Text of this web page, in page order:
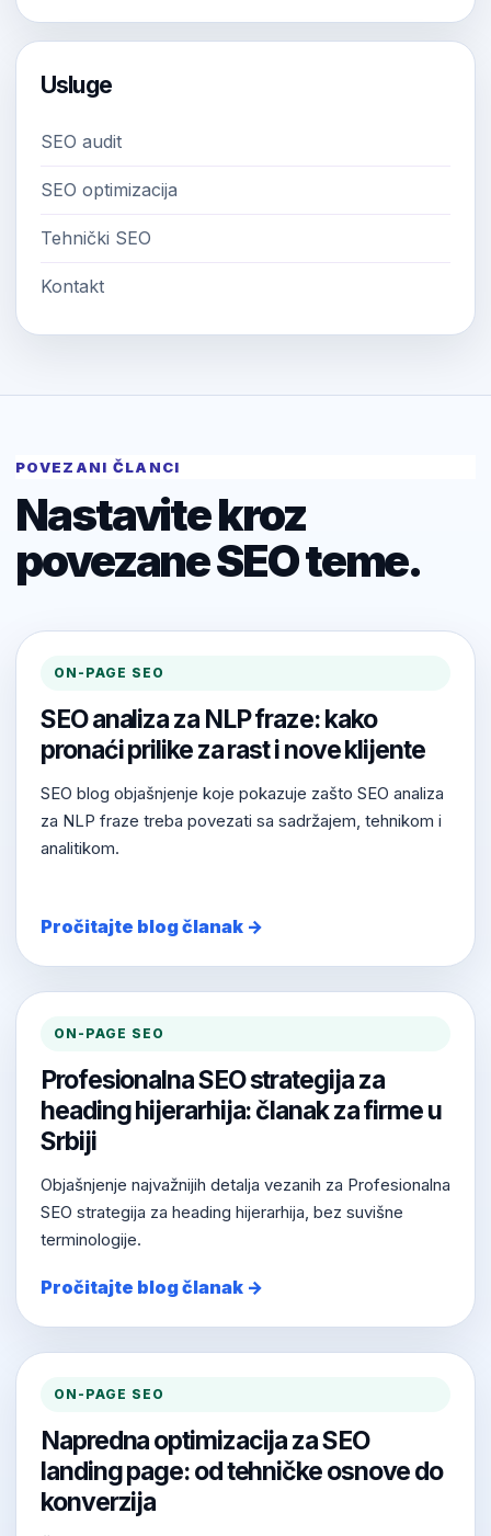
Usluge
SEO audit
SEO optimizacija
Tehnički SEO
Kontakt
POVEZANI ČLANCI
Nastavite kroz
povezane SEO teme.
ON-PAGE SEO
SEO analiza za NLP fraze: kako
pronaći prilike za rast i nove klijente
SEO blog objašnjenje koje pokazuje zašto SEO analiza
za NLP fraze treba povezati sa sadržajem, tehnikom i
analitikom.
Pročitajte blog članak →
ON-PAGE SEO
Profesionalna SEO strategija za
heading hijerarhija: članak za firme u
Srbiji
Objašnjenje najvažnijih detalja vezanih za Profesionalna
SEO strategija za heading hijerarhija, bez suvišne
terminologije.
Pročitajte blog članak →
ON-PAGE SEO
Napredna optimizacija za SEO
landing page: od tehničke osnove do
konverzija